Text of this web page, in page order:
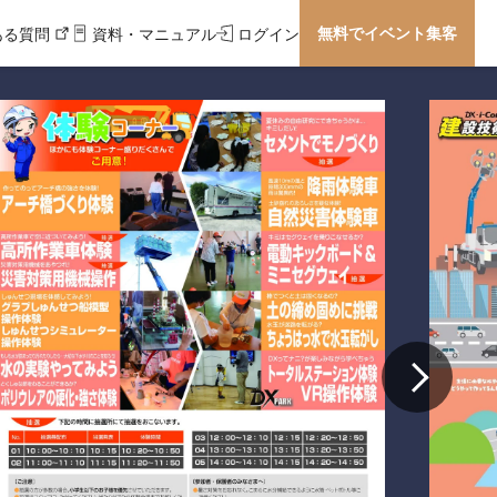
質問 資料・マニュアル ログイン 無料でイベント集客